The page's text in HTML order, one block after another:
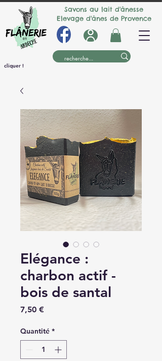
Savons au lait d'ânesse
Elevage d'ânes de Provence
cliquer !
Elégance :
charbon actif -
bois de santal
7,50 €
Quantité *